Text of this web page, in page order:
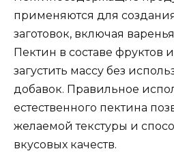
применяются для
заготовок, включая
Пектин в составе фруктов
загустить массу без
добавок. Правильное
естественного пектина
желаемой текстуры и
вкусовых качеств.